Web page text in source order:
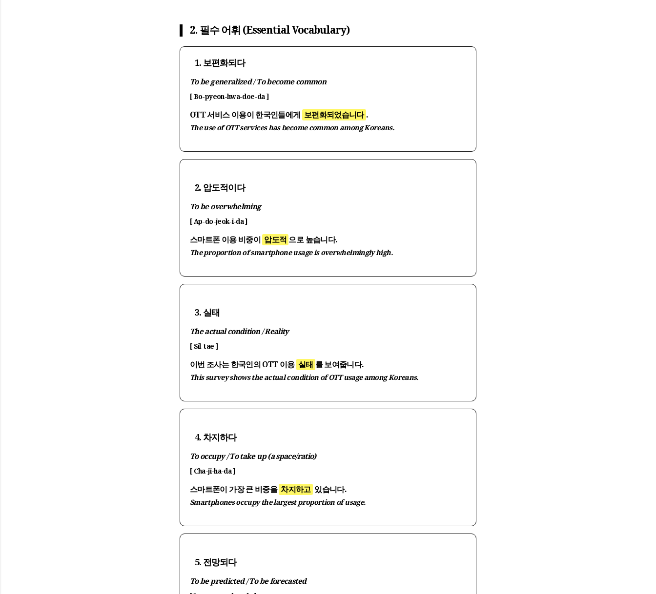
2. 필수 어휘 (Essential Vocabulary)
1. 보편화되다
To be generalized / To become common
[ Bo-pyeon-hwa-doe-da ]
OTT 서비스 이용이 한국인들에게 보편화되었습니다 .
The use of OTT services has become common among Koreans.
2. 압도적이다
To be overwhelming
[ Ap-do-jeok-i-da ]
스마트폰 이용 비중이 압도적 으로 높습니다.
The proportion of smartphone usage is overwhelmingly high.
3. 실태
The actual condition / Reality
[ Sil-tae ]
이번 조사는 한국인의 OTT 이용 실태 를 보여줍니다.
This survey shows the actual condition of OTT usage among Koreans.
4. 차지하다
To occupy / To take up (a space/ratio)
[ Cha-ji-ha-da ]
스마트폰이 가장 큰 비중을 차지하고 있습니다.
Smartphones occupy the largest proportion of usage.
5. 전망되다
To be predicted / To be forecasted